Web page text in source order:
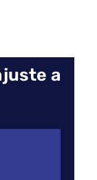
a